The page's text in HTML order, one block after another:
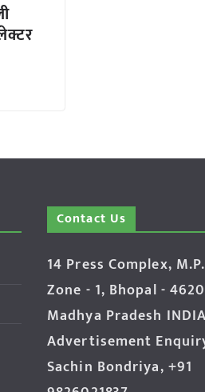
Contact Us
14 Press Complex,
Zone - 1, Bhopal -
Madhya Pradesh
Advertisement
Sachin Bondriya, +91